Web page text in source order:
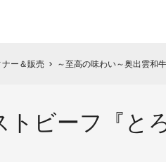
ー＆販売 chevron_right ～至高の味わい～奥出雲和牛のプレミアムロース
トビーフ『と